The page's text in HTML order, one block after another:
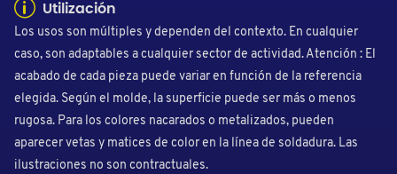
Utilización
Los usos son múltiples y dependen del contexto. En cualquier
caso, son adaptables a cualquier sector de actividad. Atención : El
acabado de cada pieza puede variar en función de la referencia
elegida. Según el molde, la superficie puede ser más o menos
rugosa. Para los colores nacarados o metalizados, pueden
aparecer vetas y matices de color en la línea de soldadura. Las
ilustraciones no son contractuales.